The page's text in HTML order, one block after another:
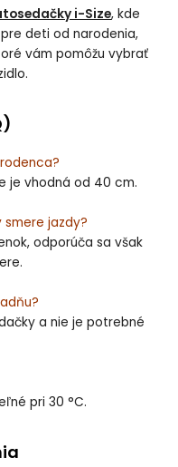
i-Size, kde
deti od narodenia,
vám pomôžu vybrať
je vhodná od 40 cm.
jazdy?
odporúča sa však
a nie je potrebné
pri 30 °C.